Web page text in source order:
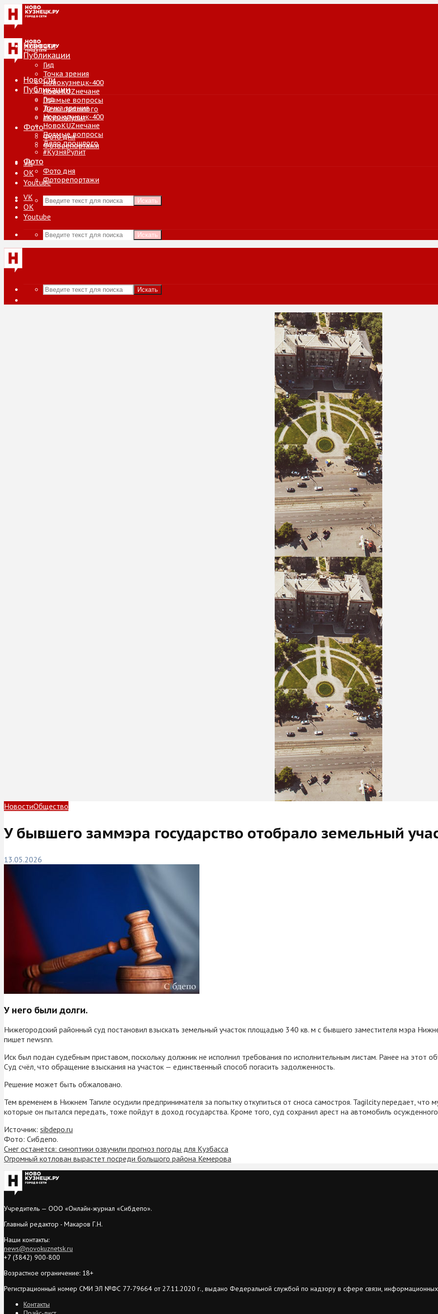
Новости
Публикации
Гид
Точка зрения
Новокузнецк-400
НовоKUZнечане
Прямые вопросы
Дело прошлого
#КузняРулит
Фото
Фото дня
Фоторепортажи
VK
ОК
Youtube
Искать
Новости
Публикации
Гид
Точка зрения
Новокузнецк-400
НовоKUZнечане
Прямые вопросы
Дело прошлого
#КузняРулит
Фото
Фото дня
Фоторепортажи
VK
ОК
Youtube
Искать
Искать
НовостиОбщество
У бывшего заммэра государство отобрало земельный
13.05.2026
У него были долги.
Нижегородский районный суд постановил взыскать земельный участок площадью 340 кв. м с бывшего заместителя мэра
пишет newsnn.
Иск был подан судебным приставом, поскольку должник не исполнил требования по исполнительным листам. Ранее на этот
Суд счёл, что обращение взыскания на участок — единственный способ погасить задолженность.
Решение может быть обжаловано.
Тем временем в Нижнем Тагиле осудили предпринимателя за попытку откупиться от сноса самостроя. Tagilcity передает, что
которые он пытался передать, тоже пойдут в доход государства. Кроме того, суд сохранил арест на автомобиль
Источник: sibdepo.ru
Фото: Сибдепо.
Снег останется: синоптики озвучили прогноз погоды для Кузбасса
Огромный котлован вырастет посреди большого района Кемерова
Учредитель — ООО «Онлайн-журнал «Сибдепо».
Главный редактор - Макаров Г.Н.
Наши контакты:
news@novokuznetsk.ru
+7 (3842) 900-800
Возрастное ограничение: 18+
Регистрационный номер СМИ ЭЛ №ФС 77-79664 от 27.11.2020 г., выдано Федеральной службой по надзору в сфере связи, информационных
Контакты